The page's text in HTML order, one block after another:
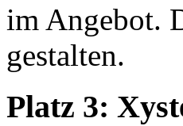
im Angebot.
gestalten.
Platz 3: